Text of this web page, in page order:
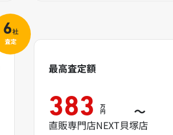
6社
査定
最高査定額
383 万
円 ～
直販専門店NEXT貝塚店